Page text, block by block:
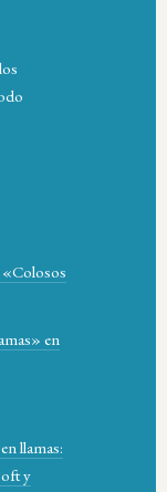
«Colosos
en
llamas:
y